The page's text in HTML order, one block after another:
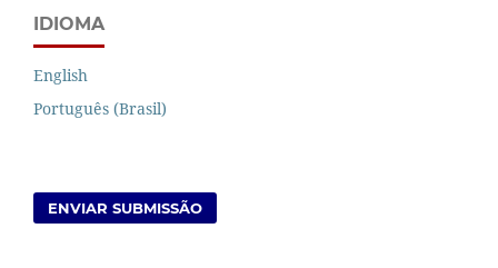
IDIOMA
English
Português (Brasil)
ENVIAR SUBMISSÃO